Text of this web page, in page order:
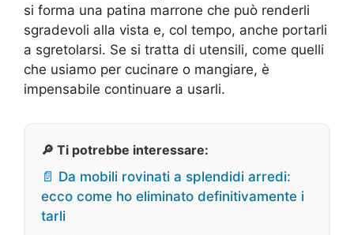
si forma una patina marrone che può renderli
sgradevoli alla vista e, col tempo, anche portarli
a sgretolarsi. Se si tratta di utensili, come quelli
che usiamo per cucinare o mangiare, è
impensabile continuare a usarli.
🔎 Ti potrebbe interessare:
📄 Da mobili rovinati a splendidi arredi:
ecco come ho eliminato definitivamente i
tarli